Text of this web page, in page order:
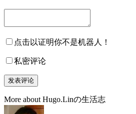
点击以证明你不是机器人！
私密评论
More about Hugo.Linの生活志